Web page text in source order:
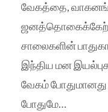
வேகத்தை,
ஜனத்தொகைக்கேற்ப
சாலைகளின்
இந்திய மன
வேகம்
போதுமே…